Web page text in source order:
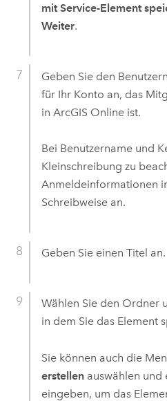
mit Service-Element
Weiter.
Geben Sie den
für Ihr Konto an, das
in ArcGIS Onlineist.
Bei Benutzername und
Kleinschreibung zu
Anmeldeinformationen
Schreibweise an.
Geben Sie einen Titel an.
Wählen Sie den Ordner
in dem Sie das Element
Sie können auch die
erstellenauswählen und
eingeben, um das